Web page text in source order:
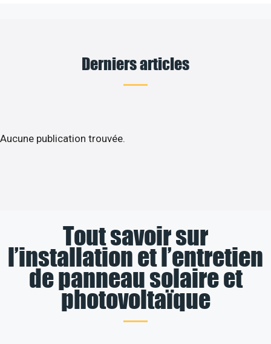
Derniers articles
Aucune publication trouvée.
Tout savoir sur
l’installation et l’entretien
de panneau solaire et
photovoltaïque